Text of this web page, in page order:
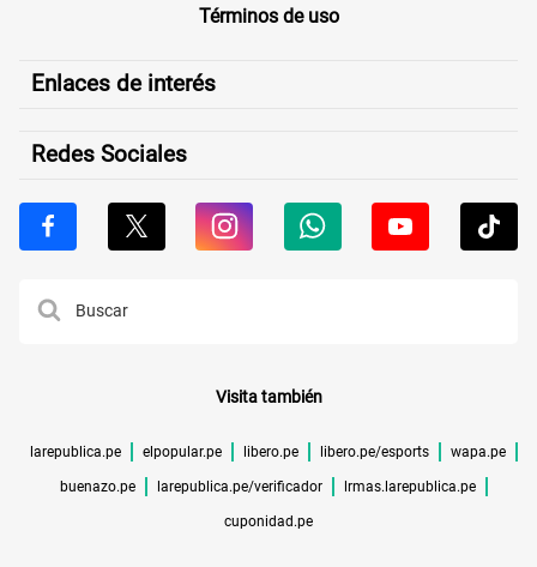
Términos de uso
Enlaces de interés
Redes Sociales
Visita también
larepublica.pe elpopular.pe libero.pe libero.pe/esports wapa.pe
buenazo.pe larepublica.pe/verificador lrmas.larepublica.pe
cuponidad.pe